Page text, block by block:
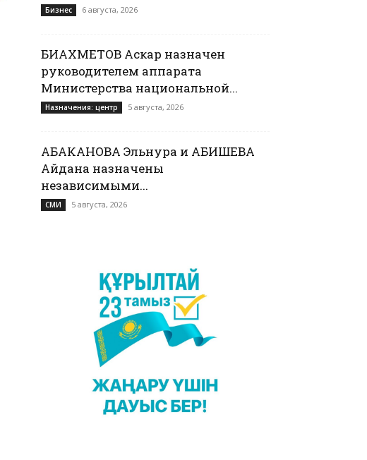
Бизнес 6 августа, 2026
БИАХМЕТОВ Аскар назначен
руководителем аппарата
Министерства национальной...
Назначения: центр 5 августа, 2026
АБАКАНОВА Эльнура и АБИШЕВА
Айдана назначены
независимыми...
СМИ 5 августа, 2026